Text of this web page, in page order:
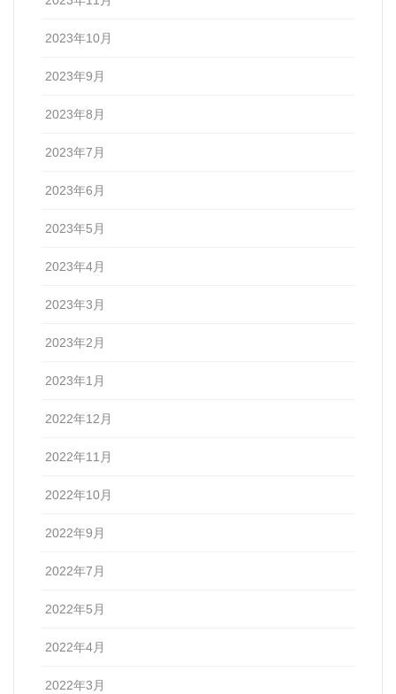
2023年10月
2023年9月
2023年8月
2023年7月
2023年6月
2023年5月
2023年4月
2023年3月
2023年2月
2023年1月
2022年12月
2022年11月
2022年10月
2022年9月
2022年7月
2022年5月
2022年4月
2022年3月